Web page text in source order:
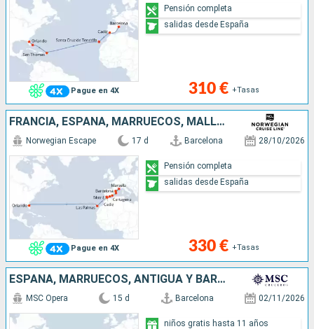
Pague en 4X 310 € +Tasas
Pensión completa
salidas desde España
FRANCIA, ESPAÑA, MARRUECOS, MALLORCA, ESTADOS UNIDOS
Pague en 4X
Norwegian Escape 17 d Barcelona 28/10/2026
330 € +Tasas
Pensión completa
salidas desde España
ESPAÑA, MARRUECOS, ANTIGUA Y BARBUDA, SAN MARTÍN, SAN CRISTÓBAL Y NIEVES, REPÚBLICA DOMINICANA
MSC Opera 15 d Barcelona 02/11/2026
niños gratis hasta 11 años